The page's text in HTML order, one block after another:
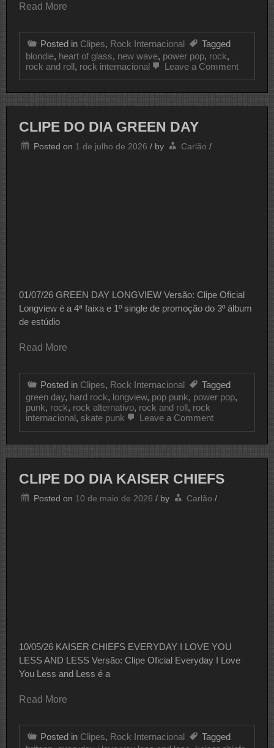
Read More
Posted in Clipes, Rock Internacional
Tagged
blondie, heart of glass, new wave, power pop, rock,
rock and roll, rock internacional Leave a Commenton
CLIPE DO DIA GREEN DAY
Posted on 1 de julho de 2026 / by Carlão /
01/07/26 GREEN DAY LONGVIEW Versão: Clipe Oficial
Longview é a 4ª faixa e 1º single de promoção do 3º álbum
de estúdio
Read More
Posted in Clipes, Rock Internacional
Tagged
green day, hard rock, longview, pop punk, power pop,
punk, rock, rock alternativo, rock and roll, rock
internacional, skate punk Leave a Commenton
GREEN
CLIPE DO DIA KAISER CHIEFS
Posted on 10 de maio de 2026 / by Carlão /
10/05/26 KAISER CHIEFS EVERYDAY I LOVE YOU
LESS AND LESS Versão: Clipe Oficial Everyday I Love
You Less and Less é a
Read More
Posted in Clipes, Rock Internacional
Tagged